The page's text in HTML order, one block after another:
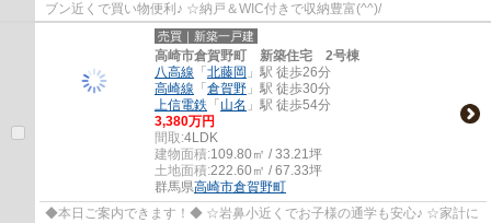
ブン近くで買い物便利♪ ☆納戸＆WIC付きで収納豊富(^^)/
売買｜新築一戸建
高崎市倉賀野町 新築住宅 2号棟
八高線 「 北藤岡 」駅 徒歩26分
高崎線 「 倉賀野 」駅 徒歩30分
上信電鉄 「 山名 」駅 徒歩54分
3,380万円
間取:4LDK
建物面積:109.80㎡ / 33.21坪
土地面積:222.60㎡ / 67.33坪
群馬県高崎市倉賀野町
◆本日ご案内できます！◆ ☆岩鼻小近くでお子様の通学も安心♪ ☆家計に